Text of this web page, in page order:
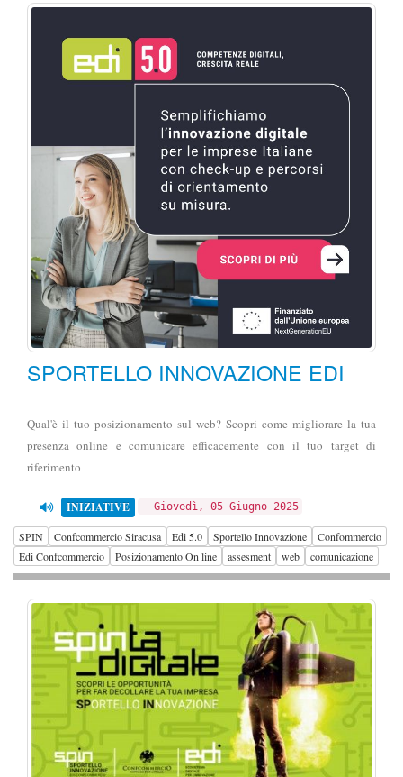
SPORTELLO INNOVAZIONE EDI
Qual'è il tuo posizionamento sul web? Scopri come migliorare la tua
presenza online e comunicare efficacemente con il tuo target di
riferimento
INIZIATIVE Giovedì, 05 Giugno 2025
SPIN Confcommercio Siracusa Edi 5.0 Sportello Innovazione
Confommercio
Edi Confcommercio
Posizionamento On line assesment web comunicazione